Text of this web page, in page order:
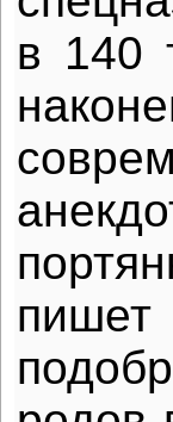
в 140